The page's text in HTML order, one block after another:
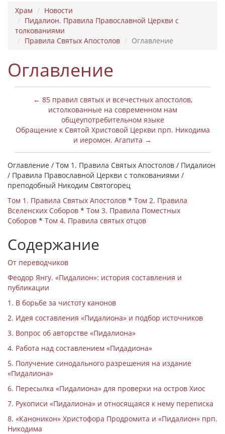
Храм
Новости
Пидалион. Правила Православной Церкви с
толкованиями
Правила Святых Апостолов
Оглавление
Оглавление
← 85 правил святых и всечестных апостолов,
истолкованные на современном нам
общеупотребительном языке
Обращение к Святой Христовой Церкви прп. Никодима
и иеромон. Агапита →
Оглавление / Том 1. Правила Святых Апостолов / Пидалион
/ Правила Православной Церкви с толкованиями /
преподобный Никодим Святогорец
Том 1. Правила Святых Апостолов * Том 2. Правила
Вселенских Соборов * Том 3. Правила Поместных
Соборов * Том 4. Правила святых отцов
Содержание
От переводчиков
Феодор Янгу. «Пидалион»: история составления и
публикации
1. В борьбе за чистоту канонов
2. Идея составления «Пидалиона» и подбор источников
3. Вопрос об авторстве «Пидалиона»
4. Работа над составлением «Пидадиона»
5. Получение синодального разрешения на издание
«Пидалиона»
6. Пересылка «Пидалиона» для проверки на остров Хиос
7. Рукописи «Пидалиона» и относящаяся к нему переписка
8. «Каноникон» Христофора Продромита и «Пидалион» прп.
Никодима